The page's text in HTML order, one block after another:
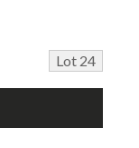
Lot 24